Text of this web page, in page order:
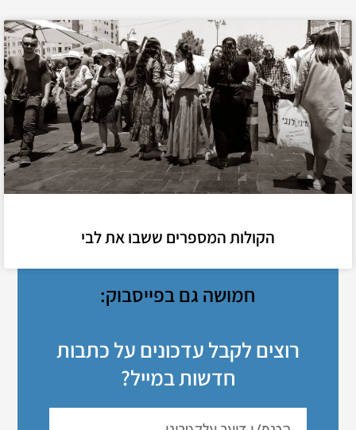
הקולות המספרים ששבו את לבי
חמושה גם בפייסבוק:
רוצים לקבל עדכונים על כתבות
חדשות במייל?